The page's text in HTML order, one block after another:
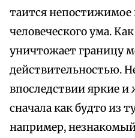
таится непостижимое
человеческого ума.
уничтожает границу
действительностью.
впоследствии яркие
сначала как будто из
например,